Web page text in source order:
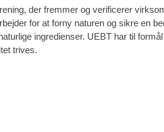
der fremmer og verificerer
for at forny naturen og sikre en
ingredienser. UEBT har til
trives.